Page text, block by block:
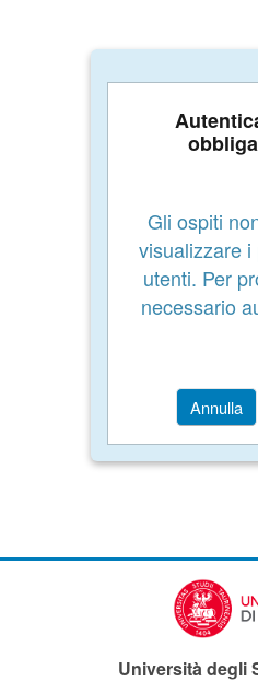
Gli ospiti
visualizzare i
utenti. Per
necessario
Annulla
Università degli